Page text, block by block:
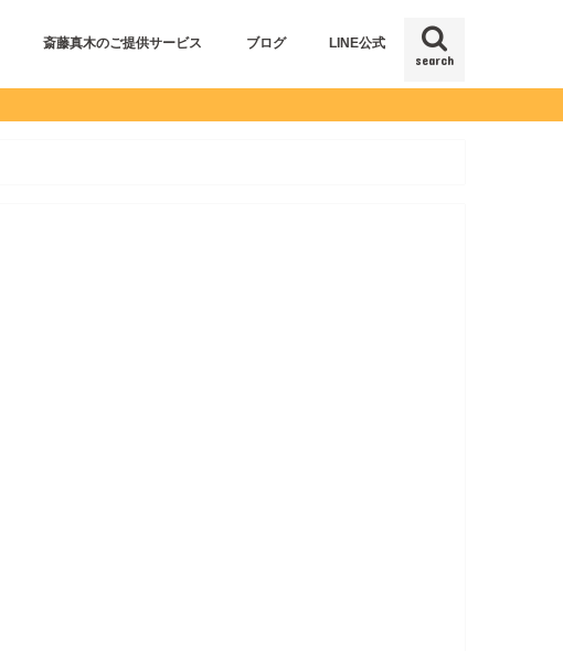
search
斎藤真木のご提供サービス ブログ
仕事コラム
LINE公式